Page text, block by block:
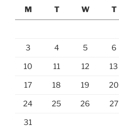
M
T W T
3 4 5 6
10 11 12 13
17 18 19 20
24 25 26 27
31